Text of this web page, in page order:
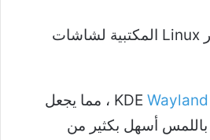
Wayland
، مما يجعل
أسهل بكثير من